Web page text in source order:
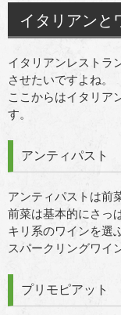
イタリアンと
イタリアンレストラ
させたいですよね。
ここからはイタリア
す。
アンティパスト
アンティパストは前
前菜は基本的にさっ
キリ系のワインを選
スパークリングワイ
プリモピアット